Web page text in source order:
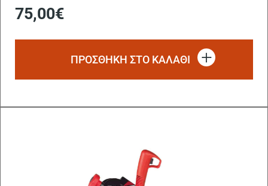
75,00€
ΠΡΟΣΘΗΚΗ ΣΤΟ ΚΑΛΑΘΙ